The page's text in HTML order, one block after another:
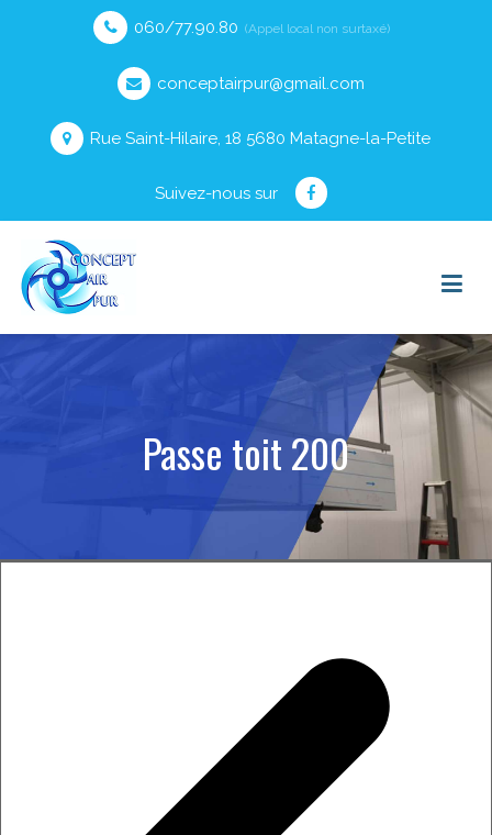
060/77.90.80 (Appel local non surtaxé)
conceptairpur@gmail.com
Rue Saint-Hilaire, 18 5680 Matagne-la-Petite
Suivez-nous sur
Passe toit 200